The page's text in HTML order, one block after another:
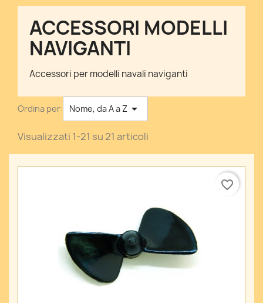
ACCESSORI MODELLI
NAVIGANTI
Accessori per modelli navali naviganti
Ordina per: Nome, da A a Z 
Visualizzati 1-21 su 21 articoli
favorite_border